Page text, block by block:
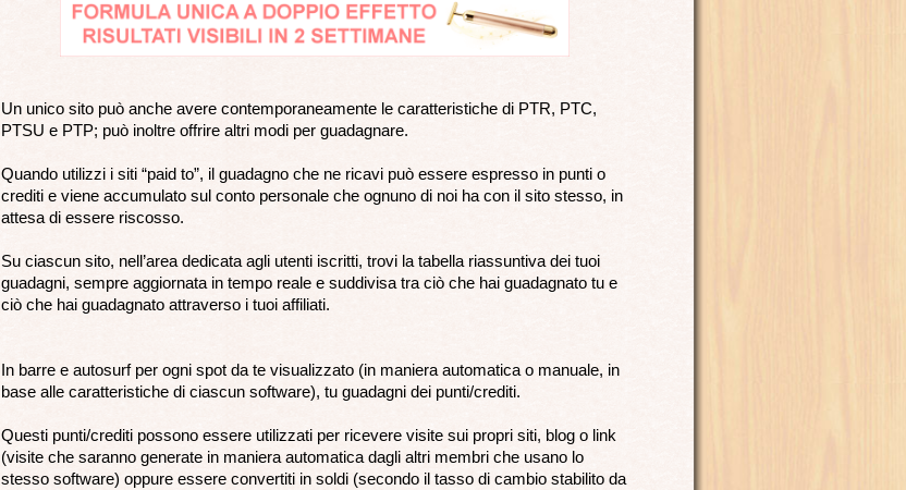
Un unico sito può anche avere contemporaneamente le caratteristiche di PTR, PTC,
PTSU e PTP; può inoltre offrire altri modi per guadagnare.
Quando utilizzi i siti “paid to”, il guadagno che ne ricavi può essere espresso in punti o
crediti e viene accumulato sul conto personale che ognuno di noi ha con il sito stesso, in
attesa di essere riscosso.
Su ciascun sito, nell’area dedicata agli utenti iscritti, trovi la tabella riassuntiva dei tuoi
guadagni, sempre aggiornata in tempo reale e suddivisa tra ciò che hai guadagnato tu e
ciò che hai guadagnato attraverso i tuoi affiliati.
In barre e autosurf per ogni spot da te visualizzato (in maniera automatica o manuale, in
base alle caratteristiche di ciascun software), tu guadagni dei punti/crediti.
Questi punti/crediti possono essere utilizzati per ricevere visite sui propri siti, blog o link
(visite che saranno generate in maniera automatica dagli altri membri che usano lo
stesso software) oppure essere convertiti in soldi (secondo il tasso di cambio stabilito da